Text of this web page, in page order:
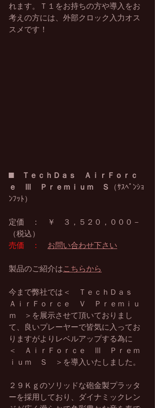
れます。Ｔ１をお持ちの方や導入をお
考えの方には、外部クロック入力オス
スメです！
■
ＴｅｃｈＤａｓ　ＡｉｒＦｏｒｃ
ｅ　Ⅲ　Ｐｒｅｍｉｕｍ　Ｓ
（ｻｽﾍﾟﾝｼｮ
ﾝﾌｯﾄ）
定価　：　￥　３，５２０，０００－
（税込）
売価　： お問い合わせ下さい
製品のご紹介はこちらから
今まで弊社では＜　ＴｅｃｈＤａｓ
ＡｉｒＦｏｒｃｅ　Ｖ　Ｐｒｅｍｉｕ
ｍ　＞を展示させて頂いておりまし
て、良いプレーヤーで皆気に入ってお
りますがよりレベルアップする為に
＜　ＡｉｒＦｏｒｃｅ　Ⅲ　Ｐｒｅｍ
ｉｕｍ　Ｓ　＞を導入いたしました。
２９Ｋｇのソリッドな砲金製プラッタ
ーを採用しており、ダイナミックレン